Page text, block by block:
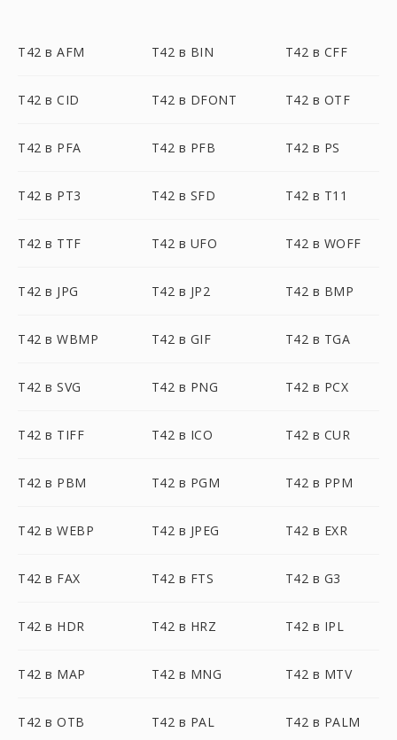
T42 в AFM T42 в BIN T42 в CFF
T42 в CID T42 в DFONT T42 в OTF
T42 в PFA T42 в PFB T42 в PS
T42 в PT3 T42 в SFD T42 в T11
T42 в TTF T42 в UFO T42 в WOFF
T42 в JPG T42 в JP2 T42 в BMP
T42 в WBMP T42 в GIF T42 в TGA
T42 в SVG T42 в PNG T42 в PCX
T42 в TIFF T42 в ICO T42 в CUR
T42 в PBM T42 в PGM T42 в PPM
T42 в WEBP T42 в JPEG T42 в EXR
T42 в FAX T42 в FTS T42 в G3
T42 в HDR T42 в HRZ T42 в IPL
T42 в MAP T42 в MNG T42 в MTV
T42 в OTB T42 в PAL T42 в PALM